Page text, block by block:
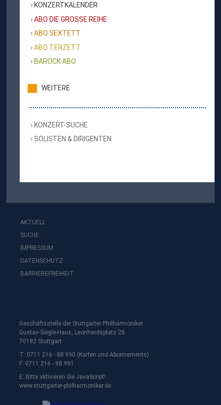
KONZERTKALENDER
ABO DIE GROSSE REIHE
ABO SEXTETT
ABO TERZETT
BAROCK ABO
WEITERE
KONZERT-SUCHE
SOLISTEN & DIRIGENTEN
AKTUELL
SUCHE
IMPRESSUM
DATENSCHUTZ
BARRIEREFREIHEIT
Geschäftsstelle der Stuttgarter Philharmoniker
Gustav-Siegle-Haus, Leonhardsplatz 28
70182 Stuttgart
T: 0711 216 - 88 990 (Karten und Abonnements)
F: 0711 216 - 88 991
E: Bitte aktivieren Sie JavaScript!
www.stuttgarter-philharmoniker.de